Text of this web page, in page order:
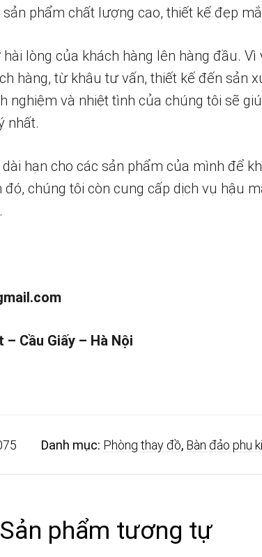
phẩm chất lượng cao, thiết kế đẹp
lòng của khách hàng lên hàng đầu. Vì
hàng, từ khâu tư vấn, thiết kế đến sản
nghiệm và nhiệt tình của chúng tôi sẽ
nhất.
hạn cho các sản phẩm của mình để
chúng tôi còn cung cấp dịch vụ hậu
Cầu Giấy – Hà Nội
Danh mục: Phòng thay đồ, Bàn đảo phụ
Sản phẩm tương tự